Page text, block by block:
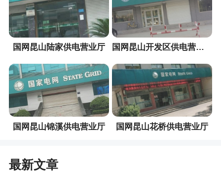
国网昆山陆家供电营业厅 国网昆山开发区供电营业厅
国网昆山锦溪供电营业厅 国网昆山花桥供电营业厅
最新文章